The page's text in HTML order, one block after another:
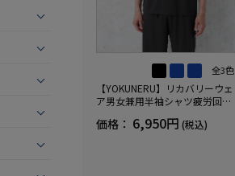
全3色
【YOKUNERU】リカバリーウェ
ア男女兼用半袖シャツ疲労回復
(R)【一般医療機器】SS～LLサイ
価格： 6,950円 (税込)